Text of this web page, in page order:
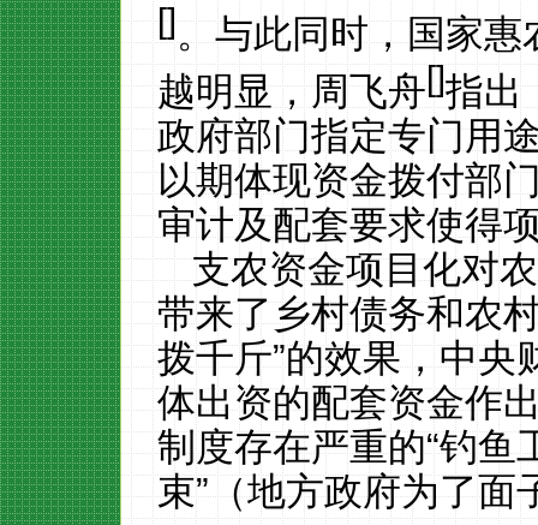
[]。与此同时，国家
越明显，周飞舟[]指出
政府部门指定专门用
以期体现资金拨付部
审计及配套要求使得
支农资金项目化对
带来了乡村债务和农
拨千斤”的效果，中央
体出资的配套资金作
制度存在严重的“钓鱼
束”（地方政府为了面